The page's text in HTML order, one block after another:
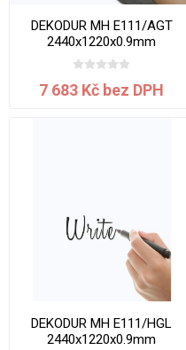
DEKODUR MH E111/AGT
2440x1220x0.9mm
7 683 Kč bez DPH
DEKODUR MH E111/HGL
2440x1220x0.9mm